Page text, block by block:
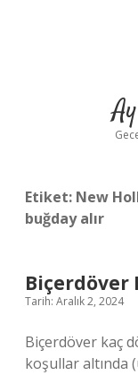
Etiket: New
buğday alır
Biçerdöver
Tarih: Aralık 2, 2024
Biçerdöver kaç
koşullar altında